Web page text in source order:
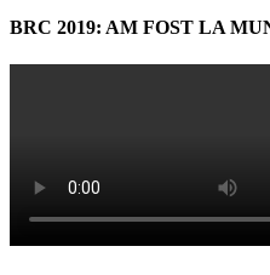
BRC 2019: AM FOST LA